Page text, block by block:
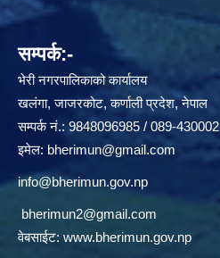
सम्पर्क:-
भेरी नगरपालिकाको कार्यालय
खलंगा, जाजरकोट, कर्णाली प्रदेश, नेपाल
सम्पर्क नं.: 9848096985 / 089-430002
इमेल: bherimun@gmail.com
info@bherimun.gov.np
bherimun2@gmail.com
वेबसाईट: www.bherimun.gov.np